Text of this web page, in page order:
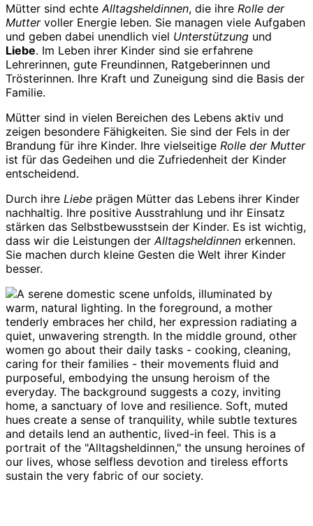
Mütter sind echte Alltagsheldinnen, die ihre Rolle der
Muttervoller Energie leben. Sie managen viele Aufgaben
und geben dabei unendlich viel Unterstützung und
Liebe. Im Leben ihrer Kinder sind sie erfahrene
Lehrerinnen, gute Freundinnen, Ratgeberinnen und
Trösterinnen. Ihre Kraft und Zuneigung sind die Basis der
Familie.
Mütter sind in vielen Bereichen des Lebens aktiv und
zeigen besondere Fähigkeiten. Sie sind der Fels in der
Brandung für ihre Kinder. Ihre vielseitige Rolle der Mutter
ist für das Gedeihen und die Zufriedenheit der Kinder
entscheidend.
Durch ihre Liebe prägen Mütter das Lebens ihrer Kinder
nachhaltig. Ihre positive Ausstrahlung und ihr Einsatz
stärken das Selbstbewusstsein der Kinder. Es ist wichtig,
dass wir die Leistungen der Alltagsheldinnen erkennen.
Sie machen durch kleine Gesten die Welt ihrer Kinder
besser.